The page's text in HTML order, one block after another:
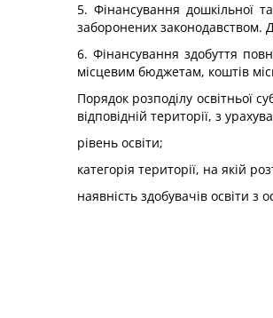
5. Фінансування дошкільної
заборонених законодавством.
6. Фінансування здобуття
місцевим бюджетам, коштів
Порядок розподілу освітньої
відповідній території, з
рівень освіти;
категорія території, на якій
наявність здобувачів освіти